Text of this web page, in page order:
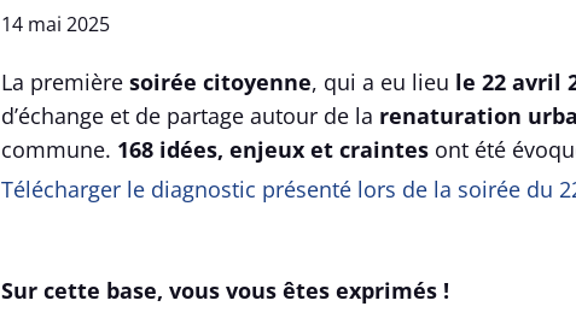
14 mai 2025
La première soirée citoyenne, qui a eu lieu le 22 avril
d’échange et de partage autour de la renaturation
commune. 168 idées, enjeux et craintes ont été
Télécharger le diagnostic présenté lors de la soirée du
Sur cette base, vous vous êtes exprimés !